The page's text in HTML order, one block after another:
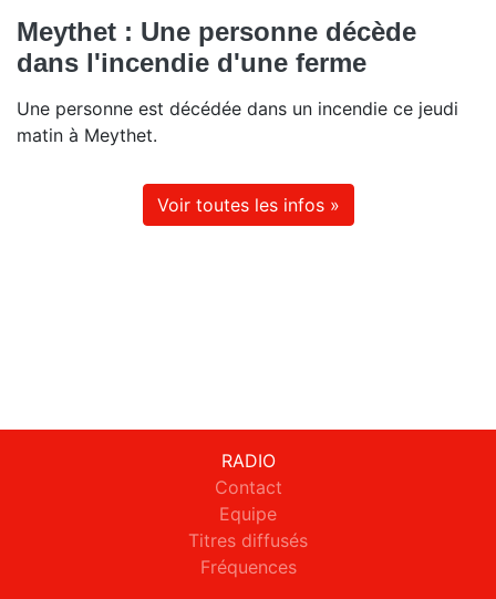
Meythet : Une personne décède
dans l'incendie d'une ferme
Une personne est décédée dans un incendie ce jeudi
matin à Meythet.
Voir toutes les infos »
RADIO
Contact
Equipe
Titres diffusés
Fréquences